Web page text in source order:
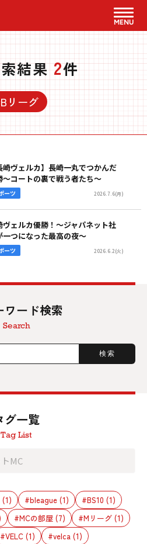
MENU
結果2件
リーグ
崎ヴェルカ】長崎一丸でつかんだ
～コートの裏で戦う者たち～
ーツ 2026.7.6(月)
ヴェルカ優勝！～ジャパネット社
一つになった最高の夜～
ーツ 2026.6.2(火)
ワード検索
Search
検索
グ一覧
Tag List
(1) #bleague (1) #BS10 (1)
#MCの部屋 (7) #Mリーグ (1)
#VELC (1) #velca (1)